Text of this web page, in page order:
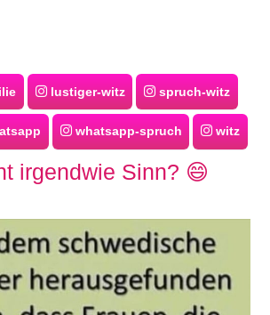
lustiger-witz spruch-witz
whatsapp-spruch witz
irgendwie Sinn? 😄